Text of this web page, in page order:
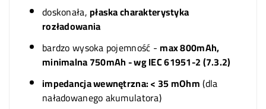
doskonała,płaska charakterystyka
rozładowania
bardzo wysoka pojemność -max 800mAh,
minimalna 750mAh - wg IEC 61951-2 (7.3.2)
impedancja wewnętrzna: < 35 mOhm(dla
naładowanego akumulatora)